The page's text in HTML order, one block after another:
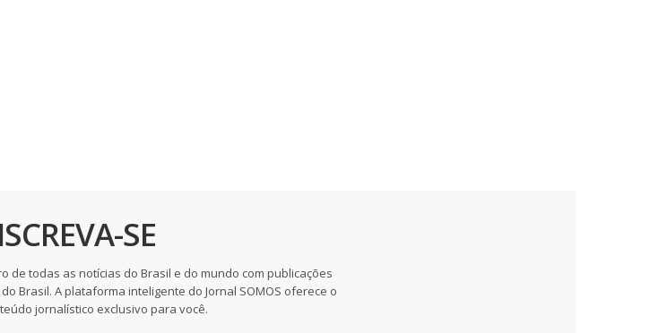
SE
de todas as notícias do Brasil e do mundo com publicações
Brasil. A plataforma inteligente do Jornal SOMOS oferece o
jornalístico exclusivo para você.